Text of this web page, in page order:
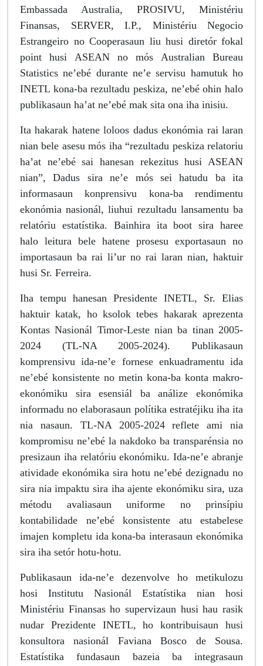
Embassada Australia, PROSIVU, Ministériu
Finansas, SERVER, I.P., Ministériu Negocio
Estrangeiro no Cooperasaun liu husi diretór fokal
point husi ASEAN no mós Australian Bureau
Statistics ne’ebé durante ne’e servisu hamutuk ho
INETL kona-ba rezultadu peskiza, ne’ebé ohin halo
publikasaun ha’at ne’ebé mak sita ona iha inisiu.
Ita hakarak hatene loloos dadus ekonómia rai laran
nian bele asesu mós iha “rezultadu peskiza relatoriu
ha’at ne’ebé sai hanesan rekezitus husi ASEAN
nian”, Dadus sira ne’e mós sei hatudu ba ita
informasaun konprensivu kona-ba rendimentu
ekonómia nasionál, liuhui rezultadu lansamentu ba
relatóriu estatístika. Bainhira ita boot sira haree
halo leitura bele hatene prosesu exportasaun no
importasaun ba rai li’ur no rai laran nian, haktuir
husi Sr. Ferreira.
Iha tempu hanesan Presidente INETL, Sr. Elias
haktuir katak, ho ksolok tebes hakarak aprezenta
Kontas Nasionál Timor-Leste nian ba tinan 2005-
2024 (TL-NA 2005-2024). Publikasaun
komprensivu ida-ne’e fornese enkuadramentu ida
ne’ebé konsistente no metin kona-ba konta makro-
ekonómiku sira esensiál ba análize ekonómika
informadu no elaborasaun polítika estratéjiku iha ita
nia nasaun. TL-NA 2005-2024 reflete ami nia
kompromisu ne’ebé la nakdoko ba transparénsia no
presizaun iha relatóriu ekonómiku. Ida-ne’e abranje
atividade ekonómika sira hotu ne’ebé dezignadu no
sira nia impaktu sira iha ajente ekonómiku sira, uza
métodu avaliasaun uniforme no prinsípiu
kontabilidade ne’ebé konsistente atu estabelese
imajen kompletu ida kona-ba interasaun ekonómika
sira iha setór hotu-hotu.
Publikasaun ida-ne’e dezenvolve ho metikulozu
hosi Institutu Nasionál Estatístika nian hosi
Ministériu Finansas ho supervizaun husi hau rasik
nudar Prezidente INETL, ho kontribuisaun husi
konsultora nasionál Faviana Bosco de Sousa.
Estatístika fundasaun bazeia ba integrasaun